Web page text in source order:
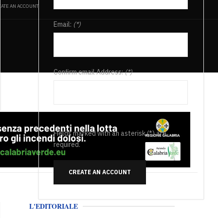
AN ACCOUNT
Email: (*)
Confirm email Address:(*)
Fields marked with an asterisk (*) are
required.
CREATE AN ACCOUNT
L'EDITORIALE